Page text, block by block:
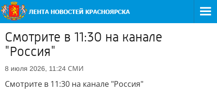
Смотрите в 11:30 на канале
"Россия"
8 июля 2026, 11:24 СМИ
Смотрите в 11:30 на канале "Россия"